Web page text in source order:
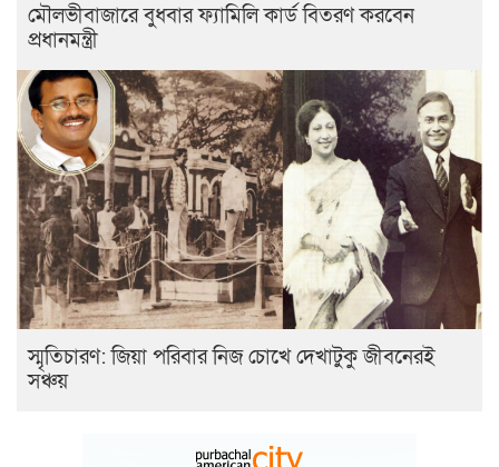
মৌলভীবাজারে বুধবার ফ্যামিলি কার্ড বিতরণ করবেন
প্রধানমন্ত্রী
স্মৃ‌তিচারণ: জিয়া প‌রিবার নিজ চোখে দেখাটুকু জীবনেরই
সঞ্চয়